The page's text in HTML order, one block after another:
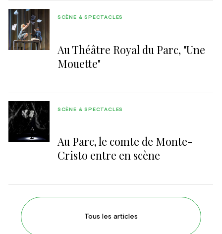
Au Théâtre Royal du Parc, "Une
Mouette"
SCÈNE & SPECTACLES
Au Parc, le comte de Monte-
Cristo entre en scène
SCÈNE & SPECTACLES
Tous les articles